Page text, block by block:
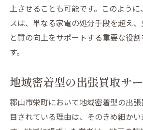
郡山市栄町で家電を出張買取に
おくべきこと
事前に確認すべき家電の状
査定前に準備しておくべき
買取価格を上げるための工
失敗しないための出張買取
上させることも可能です。このよう
スは、単なる家電の処分手段を超え
と質の向上をサポートする重要な役
す。
地域密着型の出張買取サ
郡山市栄町において地域密着型の出
目されている理由は、そのきめ細か